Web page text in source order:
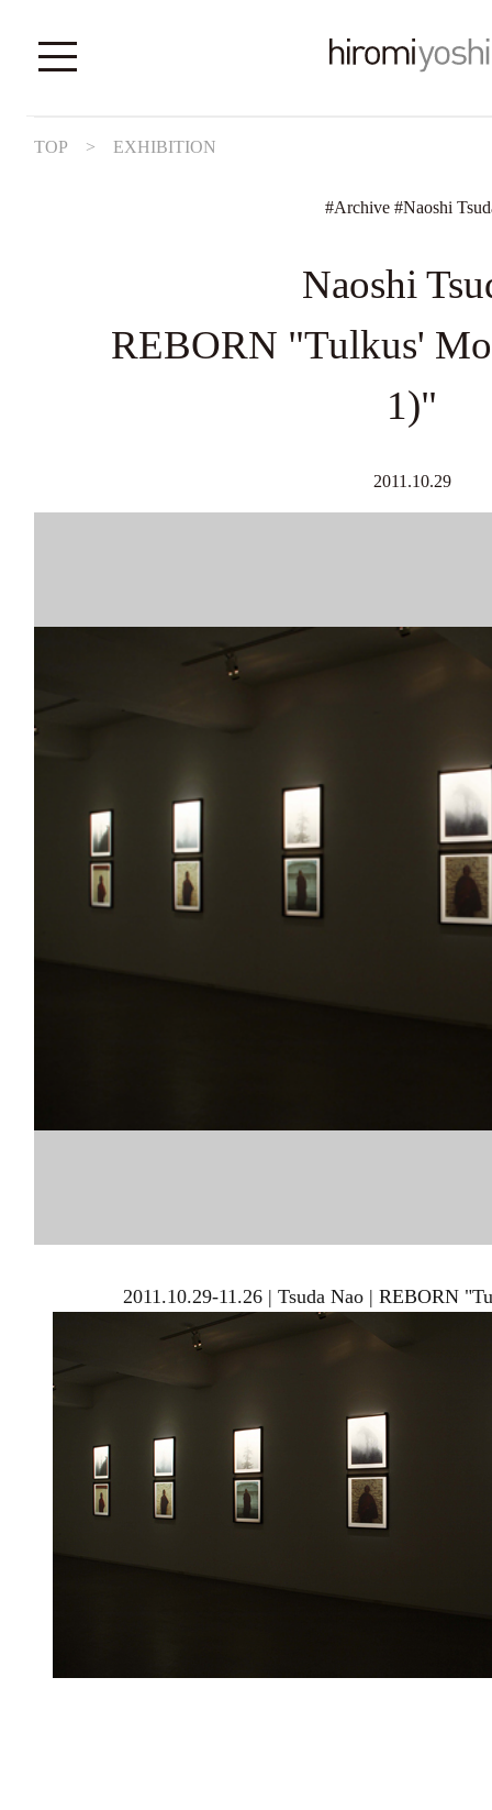
TOP > EXHIBITION
#Archive #Naoshi
Naoshi
REBORN "Tulkus'
1)"
2011.10.29
2011.10.29-11.26 | Tsuda Nao | REBORN